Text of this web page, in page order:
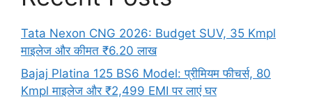
Tata Nexon CNG 2026: Budget SUV, 35 Kmpl
माइलेज और कीमत ₹6.20 लाख
Bajaj Platina 125 BS6 Model: प्रीमियम फीचर्स, 80
Kmpl माइलेज और ₹2,499 EMI पर लाएं घर